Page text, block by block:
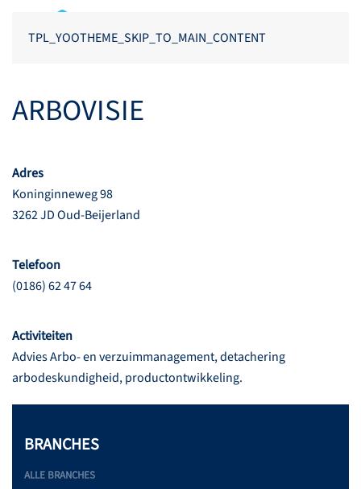
TPL_YOOTHEME_SKIP_TO_MAIN_CONTENT
ARBOVISIE
Adres
Koninginneweg 98
3262 JD Oud-Beijerland
Telefoon
(0186) 62 47 64
Activiteiten
Advies Arbo- en verzuimmanagement, detachering
arbodeskundigheid, productontwikkeling.
BRANCHES
ALLE BRANCHES